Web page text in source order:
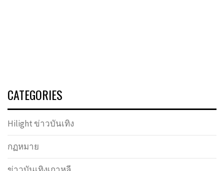
CATEGORIES
Hilight ข่าวบันเทิง
กฏหมาย